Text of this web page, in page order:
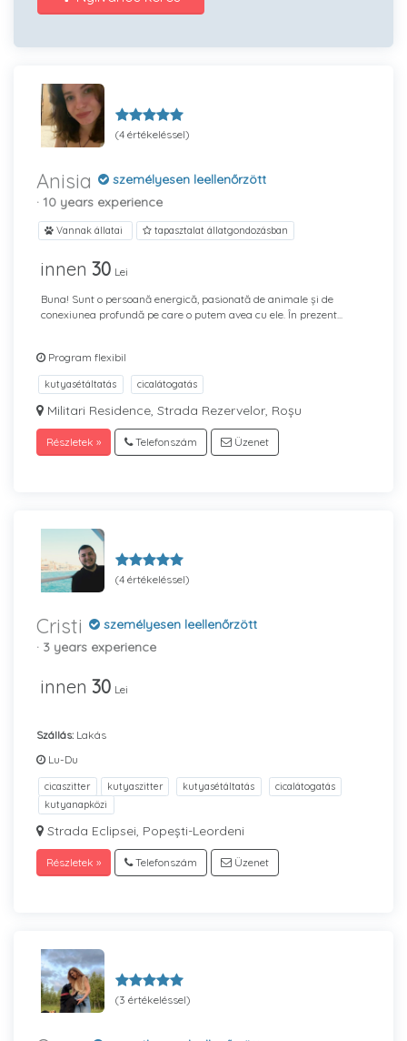
(4 értékeléssel)
Anisia
személyesen leellenőrzött
· 10 years experience
Vannak állatai tapasztalat állatgondozásban
innen 30 Lei
Buna! Sunt o persoană energică, pasionată de animale și de
conexiunea profundă pe care o putem avea cu ele. În prezent...
Program flexibil
kutyasétáltatás cicalátogatás
Militari Residence, Strada Rezervelor, Roșu
Részletek » Telefonszám Üzenet
(4 értékeléssel)
Cristi
személyesen leellenőrzött
· 3 years experience
innen 30 Lei
Szállás: Lakás
Lu-Du
cicaszitter kutyaszitter kutyasétáltatás
cicalátogatás
kutyanapközi
Strada Eclipsei, Popești-Leordeni
Részletek » Telefonszám Üzenet
(3 értékeléssel)